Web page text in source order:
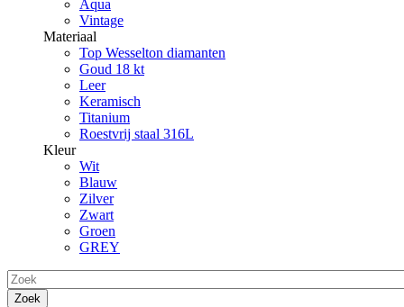
Aqua
Vintage
Materiaal
Top Wesselton diamanten
Goud 18 kt
Leer
Keramisch
Titanium
Roestvrij staal 316L
Kleur
Wit
Blauw
Zilver
Zwart
Groen
GREY
Zoek